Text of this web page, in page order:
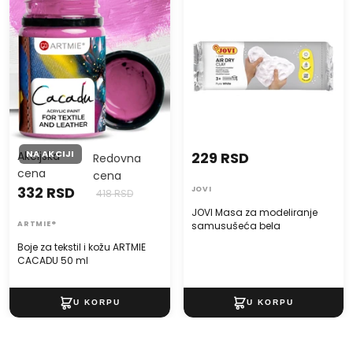
CACADU 50 ml
NA AKCIJI
Boje za tekstil i kožu ARTMIE
CACADU 50 ml
Akcijska
cena
332 RSD
Redovna
cena
418 RSD
ARTMIE®
JOVI Masa za modeliranje
samusušeća bela
229 RSD
JOVI